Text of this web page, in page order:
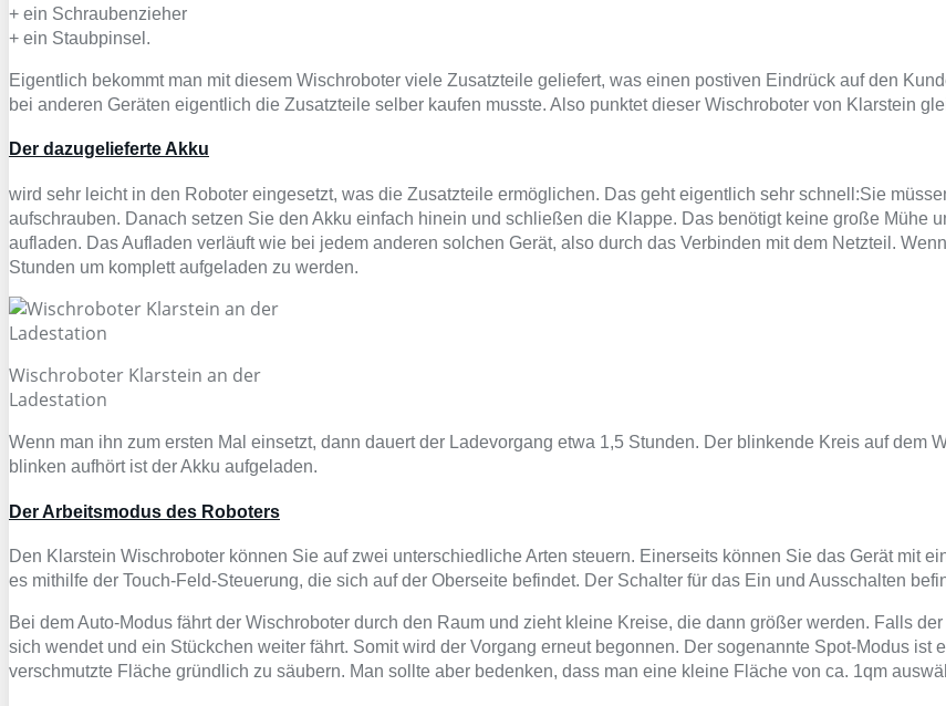
+ ein Schraubenzieher
+ ein Staubpinsel.
Eigentlich bekommt man mit diesem Wischroboter viele Zusatzteile geliefert, was einen postiven Eindrück auf den
bei anderen Geräten eigentlich die Zusatzteile selber kaufen musste. Also punktet dieser Wischroboter von Klarstein
Der dazugelieferte Akku
wird sehr leicht in den Roboter eingesetzt, was die Zusatzteile ermöglichen. Das geht eigentlich sehr schnell:Sie
aufschrauben. Danach setzen Sie den Akku einfach hinein und schließen die Klappe. Das benötigt keine große Mühe
aufladen. Das Aufladen verläuft wie bei jedem anderen solchen Gerät, also durch das Verbinden mit dem Netzteil.
Stunden um komplett aufgeladen zu werden.
Wischroboter Klarstein an der
Ladestation
Wenn man ihn zum ersten Mal einsetzt, dann dauert der Ladevorgang etwa 1,5 Stunden. Der blinkende Kreis auf dem
blinken aufhört ist der Akku aufgeladen.
Der Arbeitsmodus des Roboters
Den Klarstein Wischroboter können Sie auf zwei unterschiedliche Arten steuern. Einerseits können Sie das Gerät mit
es mithilfe der Touch-Feld-Steuerung, die sich auf der Oberseite befindet. Der Schalter für das Ein und Ausschalten
Bei dem Auto-Modus fährt der Wischroboter durch den Raum und zieht kleine Kreise, die dann größer werden. Falls
sich wendet und ein Stückchen weiter fährt. Somit wird der Vorgang erneut begonnen. Der sogenannte Spot-Modus
verschmutzte Fläche gründlich zu säubern. Man sollte aber bedenken, dass man eine kleine Fläche von ca. 1qm